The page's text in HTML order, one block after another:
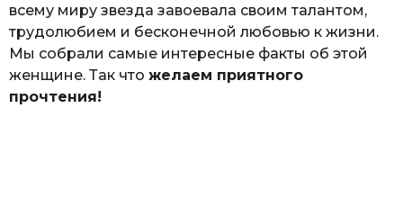
всему миру звезда завоевала своим талантом,
трудолюбием и бесконечной любовью к жизни.
Мы собрали самые интересные факты об этой
женщине. Так что желаем приятного
прочтения!